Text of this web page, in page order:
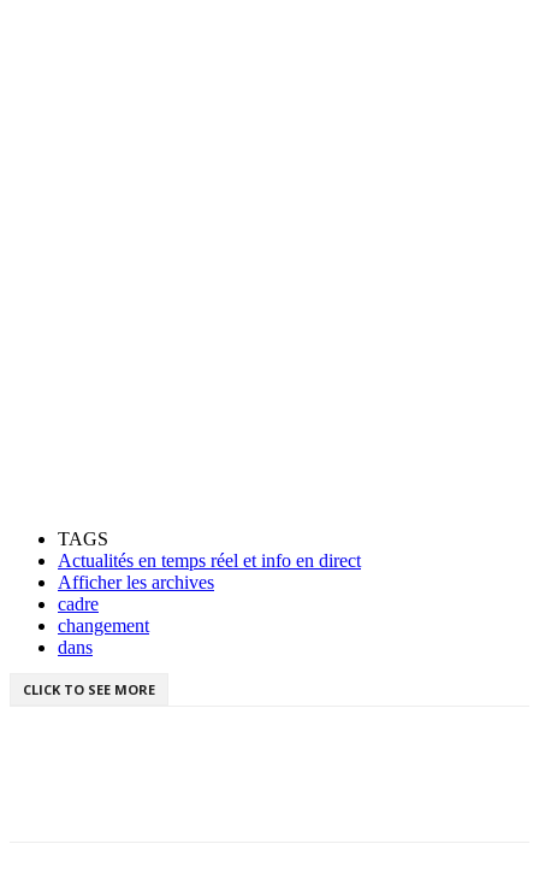
TAGS
Actualités en temps réel et info en direct
‎Afficher les archives
cadre
changement
dans
CLICK TO SEE MORE